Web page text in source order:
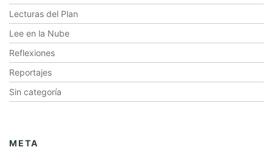
Lecturas del Plan
Lee en la Nube
Reflexiones
Reportajes
Sin categoría
META